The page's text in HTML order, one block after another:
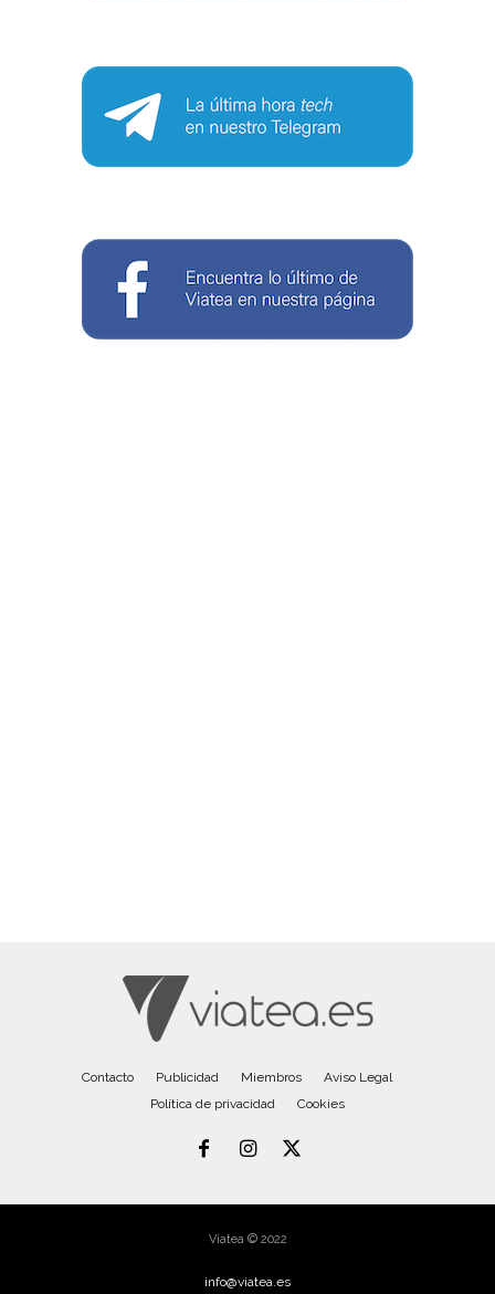
Contacto Publicidad Miembros
Aviso Legal
Política de privacidad
Cookies
Viatea © 2022
info@viatea.es